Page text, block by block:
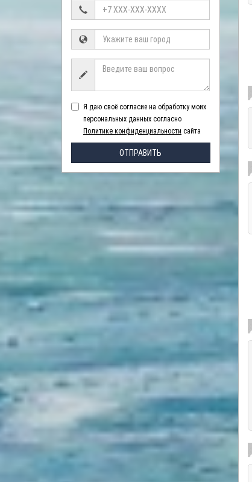
Я даю своё согласие на обработку моих
персональных данных согласно
Политике конфиденциальности сайта
ОТПРАВИТЬ